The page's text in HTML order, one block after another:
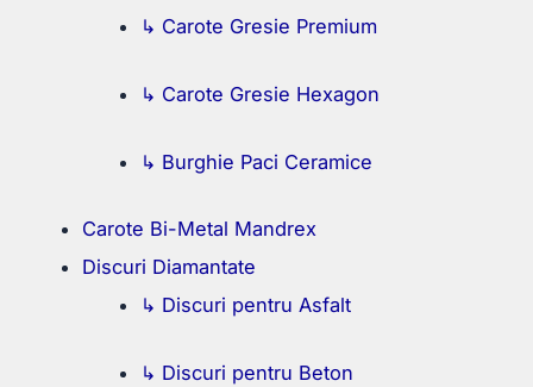
↳ Carote Gresie Premium
↳ Carote Gresie Hexagon
↳ Burghie Paci Ceramice
Carote Bi-Metal Mandrex
Discuri Diamantate
↳ Discuri pentru Asfalt
↳ Discuri pentru Beton